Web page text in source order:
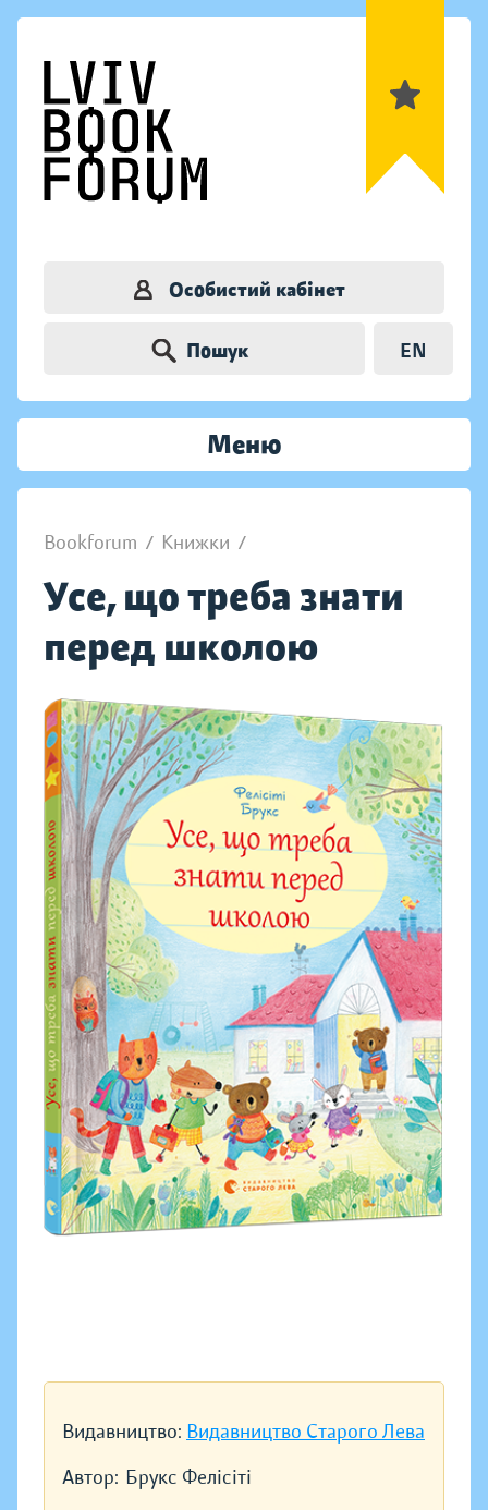
Особистий кабінет
Пошук EN
Меню
Bookforum / Книжки /
Усе, що треба знати
перед школою
Видавництво: Видавництво Старого Лева
Автор: Брукс Фелісіті